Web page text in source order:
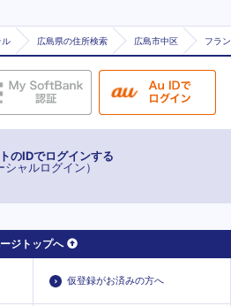
ル 広島県の住所検索 広島市中区 フラ
のIDでログインする
シャルログイン）
ジトップへ
仮登録がお済みの方へ